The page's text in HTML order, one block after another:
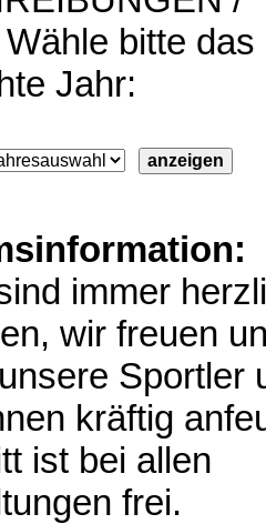
Wähle bitte das
Jahr:
immer
wir freuen
Sportler
kräftig
ist bei allen
frei.